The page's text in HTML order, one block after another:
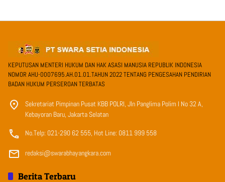
KEPUTUSAN MENTERI HUKUM DAN HAK ASASI MANUSIA REPUBLIK INDONESIA
NOMOR AHU-0007695.AH.01.01.TAHUN 2022 TENTANG PENGESAHAN PENDIRIAN
BADAN HUKUM PERSEROAN TERBATAS
Sekretariat Pimpinan Pusat KBB POLRI, Jln Panglima Polim I No 32 A,
Kebayoran Baru, Jakarta Selatan
No.Telp: 021-290 62 555, Hot Line: 0811 999 558
redaksi@swarabhayangkara.com
Berita Terbaru